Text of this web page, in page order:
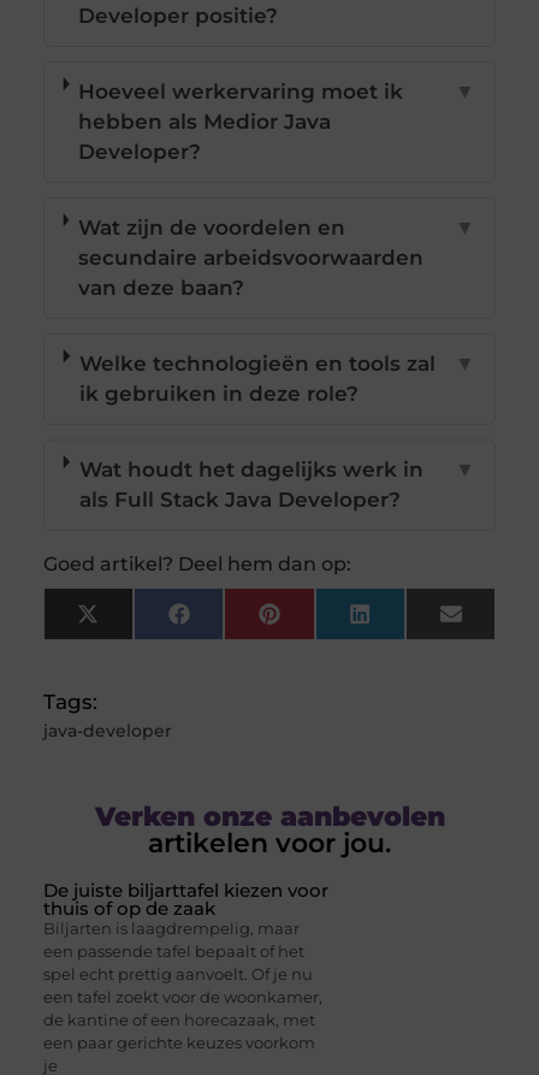
Developer positie?
Hoeveel werkervaring moet ik
hebben als Medior Java
Developer?
▼
Wat zijn de voordelen en
secundaire arbeidsvoorwaarden
van deze baan?
▼
Welke technologieën en tools zal
ik gebruiken in deze role?
▼
Wat houdt het dagelijks werk in
als Full Stack Java Developer?
▼
Goed artikel? Deel hem dan op:
X
(Twitter)
FacebookPinterestLinkedInEmail
Tags:
java-developer
Verken onze aanbevolen
artikelen voor jou.
De juiste biljarttafel kiezen voor
thuis of op de zaak
Biljarten is laagdrempelig, maar
een passende tafel bepaalt of het
spel echt prettig aanvoelt. Of je nu
een tafel zoekt voor de woonkamer,
de kantine of een horecazaak, met
een paar gerichte keuzes voorkom
je